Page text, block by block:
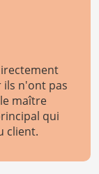
ils n'ont pas
maître
qui
client.